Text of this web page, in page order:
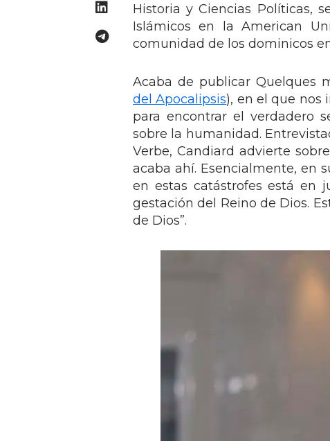
Historia y Ciencias Políticas,
Islámicos en la American
comunidad de los dominicos
Acaba de publicar Quelques
del Apocalipsis), en el que nos
para encontrar el verdadero
sobre la humanidad.
Verbe, Candiard advierte
acaba ahí. Esencialmente, en
en estas catástrofes está en
gestación del Reino de Dios.
de Dios”.